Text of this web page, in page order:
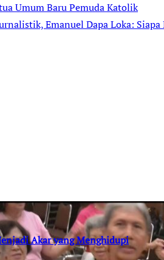
Umum Baru Pemuda Katolik
Emanuel Dapa Loka:
Akar yang Menghidupi